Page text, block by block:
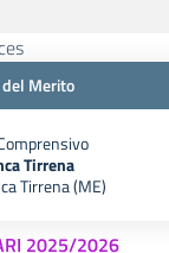
Merito
Tirrena
Tirrena (ME)
2025/2026